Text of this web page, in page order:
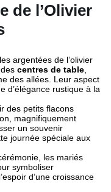
de l’Olivier
argentées de l’olivier
centres de table
des allées. Leur aspect
d’élégance rustique à la
des petits flacons
magnifiquement
un souvenir
journée spéciale aux
les mariés
symboliser
d’une croissance